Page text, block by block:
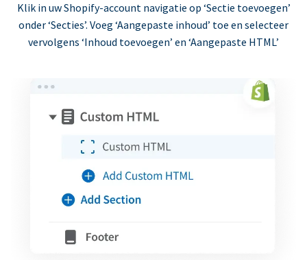
Klik in uw Shopify-account navigatie op ‘Sectie toevoegen’
onder ‘Secties’. Voeg ‘Aangepaste inhoud’ toe en selecteer
vervolgens ‘Inhoud toevoegen’ en ‘Aangepaste HTML’